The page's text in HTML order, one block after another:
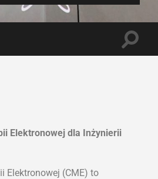
Elektronowej dla Inżynierii
Elektronowej (CME) to